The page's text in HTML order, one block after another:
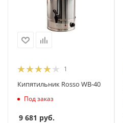
1
Кипятильник Rosso WB-40
Под заказ
9 681 руб.